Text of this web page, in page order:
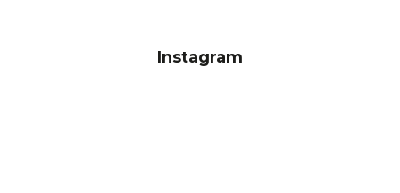
Instagram